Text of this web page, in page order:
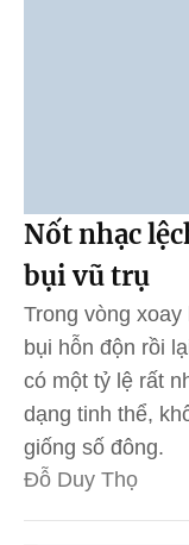
Nốt nhạc
bụi vũ trụ
Trong vòng
bụi hỗn độn rồi
có một tỷ lệ rất
dạng tinh thể,
giống số đông.
Đỗ Duy Thọ